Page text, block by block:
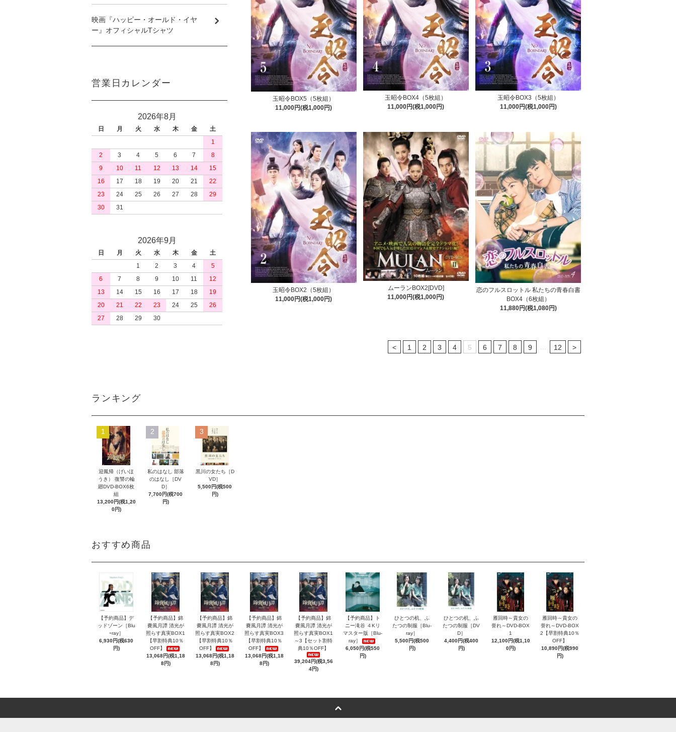
玉昭令BOX5（5枚組）
11,000円(税1,000円)
玉昭令BOX4（5枚組）
11,000円(税1,000円)
玉昭令BOX3（5枚組）
11,000円(税1,000円)
玉昭令BOX2（5枚組）
11,000円(税1,000円)
ムーランBOX2[DVD]
11,000円(税1,000円)
恋のフルスロットル 私たちの青春白書
BOX4（6枚組）
11,880円(税1,080円)
< 1 2 3 4 5 6 7 8 9 ... 12 >
映画『ハッピー・オールド・イヤ
ー』オフィシャルTシャツ
営業日カレンダー
2026年8月
日 月 火 水 木 金
土
1
2
3 4 5 6 7
8
9
10 11 12 13 14
15
16
17 18 19 20 21
22
23
24 25 26 27 28
29
30
31
2026年9月
日 月 火 水 木 金
土
1
2 3 4
5
6
7 8 9 10 11
12
13
14 15 16 17 18
19
20
21 22 23 24 25
26
27
28 29 30
ランキング
1
迎鳳帰（げいほ
うき） 復讐の輪
廻DVD-BOX6枚
組
13,200円(税1,20
0円)
2
私のはなし 部落
のはなし［DV
D］
7,700円(税700
円)
3
黒川の女たち［D
VD］
5,500円(税500
円)
おすすめ商品
【予約商品】デ
ッドゾーン［Blu
ｰray］
6,930円(税630
円)
【予約商品】錦
嚢風月譚 清光が
照らす真実BOX1
【早割特典10％
OFF】
13,068円(税1,18
8円)
【予約商品】錦
嚢風月譚 清光が
照らす真実BOX2
【早割特典10％
OFF】
13,068円(税1,18
8円)
【予約商品】錦
嚢風月譚 清光が
照らす真実BOX3
【早割特典10％
OFF】
13,068円(税1,18
8円)
【予約商品】錦
嚢風月譚 清光が
照らす真実BOX1
～3【セット割特
典10％OFF】
39,204円(税3,56
4円)
【予約商品】ト
ニー滝谷 ４Kリ
マスター版［Blu-
ray］
6,050円(税550
円)
ひとつの机、ふ
たつの制服［Blu-
ray］
5,500円(税500
円)
ひとつの机、ふ
たつの制服［DV
D］
4,400円(税400
円)
雁回時～貴女の
誉れ～DVD-BOX
1
12,100円(税1,10
0円)
雁回時～貴女の
誉れ～DVD-BOX
2【早割特典10％
OFF】
10,890円(税990
円)